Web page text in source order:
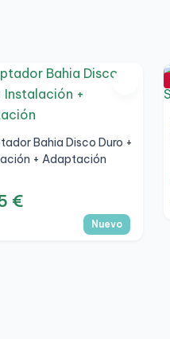
Bahia Disco Duro +
+ Adaptación
€
Nuevo